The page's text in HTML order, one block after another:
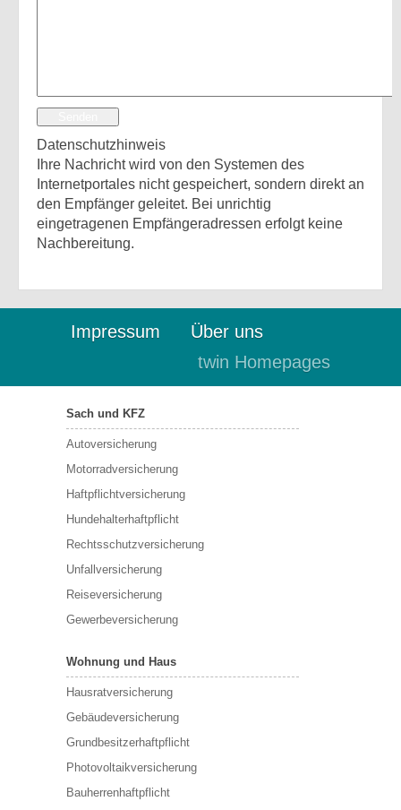
Datenschutzhinweis
Ihre Nachricht wird von den Systemen des
Internetportales nicht gespeichert, sondern direkt an
den Empfänger geleitet. Bei unrichtig
eingetragenen Empfängeradressen erfolgt keine
Nachbereitung.
Impressum
Über uns
twin Homepages
Sach und KFZ
Autoversicherung
Motorradversicherung
Haftpflichtversicherung
Hundehalterhaftpflicht
Rechtsschutzversicherung
Unfallversicherung
Reiseversicherung
Gewerbeversicherung
Wohnung und Haus
Hausratversicherung
Gebäudeversicherung
Grundbesitzerhaftpflicht
Photovoltaikversicherung
Bauherrenhaftpflicht